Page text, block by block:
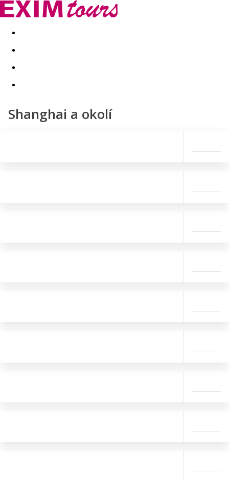
Akční nabídky Last minute
Shanghai a okolí